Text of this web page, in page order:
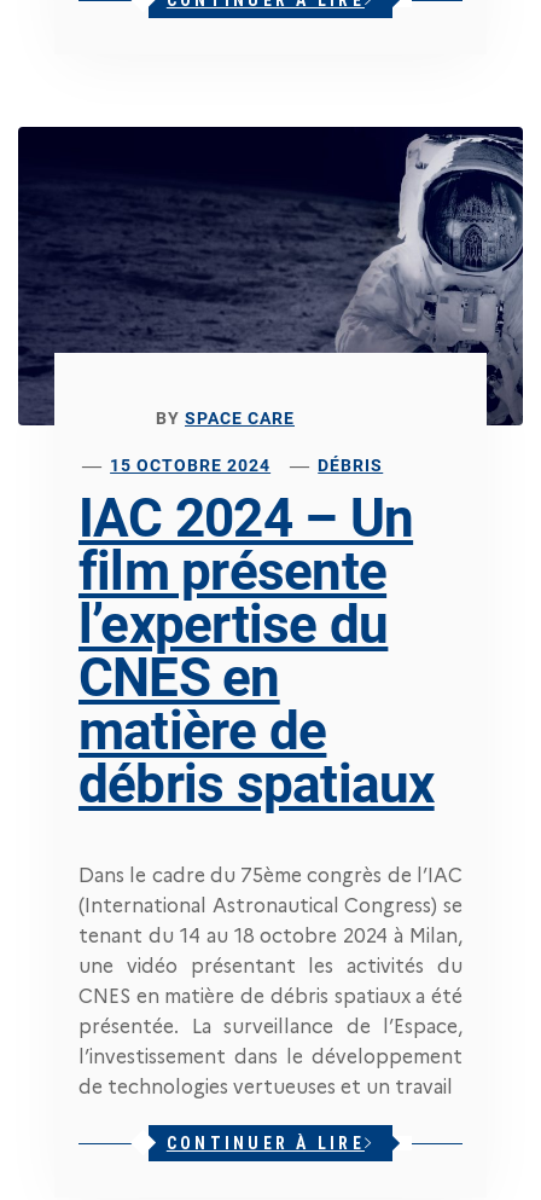
BY SPACE CARE
15 OCTOBRE 2024 DÉBRIS
IAC 2024 – Un
film présente
l’expertise du
CNES en
matière de
débris spatiaux
Dans le cadre du 75ème congrès de l’IAC
(International Astronautical Congress) se
tenant du 14 au 18 octobre 2024 à Milan,
une vidéo présentant les activités du
CNES en matière de débris spatiaux a été
présentée. La surveillance de l’Espace,
l’investissement dans le développement
de technologies vertueuses et un travail
CONTINUER À LIRE